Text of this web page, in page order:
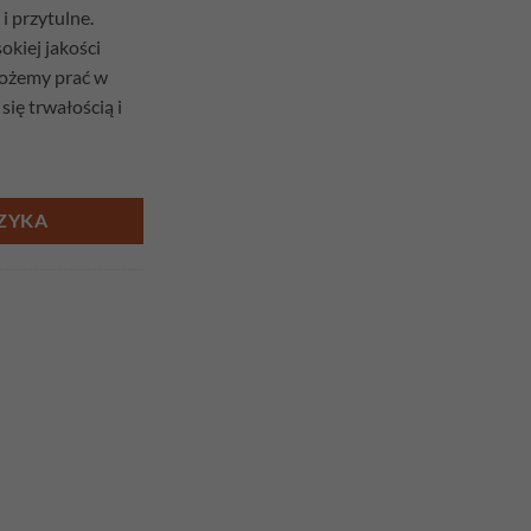
przytulne.
jakości
prać w
trwałością i